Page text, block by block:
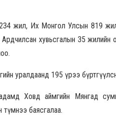
жил, Их Монгол Улсын 819
Ардчилсан хувьсгалын 35
уралдаанд 195 үрээ
Ховд аймгийн Мянгад
баясгалаа.